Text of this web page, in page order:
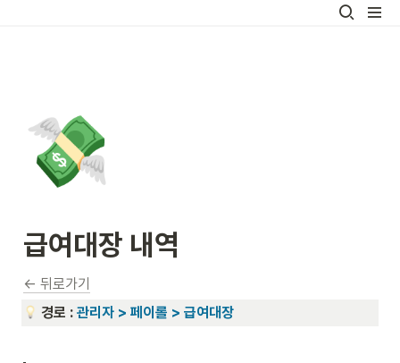
💸
급여대장 내역
← 뒤로가기
경로 : 관리자 > 페이롤 > 급여대장